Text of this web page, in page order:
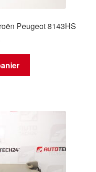
Peugeot 8143HS